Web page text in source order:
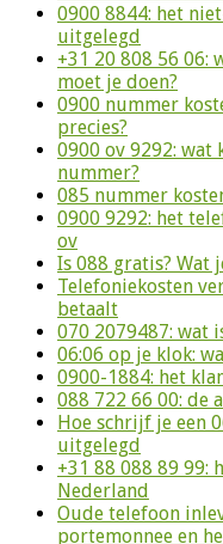
0900 8844: het
uitgelegd
+31 20 808 56 06:
moet je doen?
0900 nummer
precies?
0900 ov 9292: wat
nummer?
085 nummer
0900 9292: het
ov
Is 088 gratis? Wat
Telefoniekosten
betaalt
070 2079487: wat
06:06 op je klok:
0900-1884: het
088 722 66 00: de
Hoe schrijf je een
uitgelegd
+31 88 088 89 99:
Nederland
Oude telefoon
portemonnee en